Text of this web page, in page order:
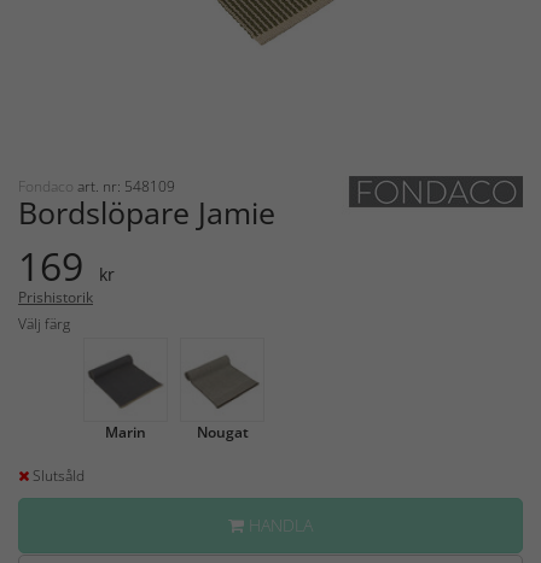
Fondaco art. nr: 548109
Bordslöpare Jamie
169 kr
Prishistorik
Välj färg
Marin Nougat
Slutsåld
HANDLA